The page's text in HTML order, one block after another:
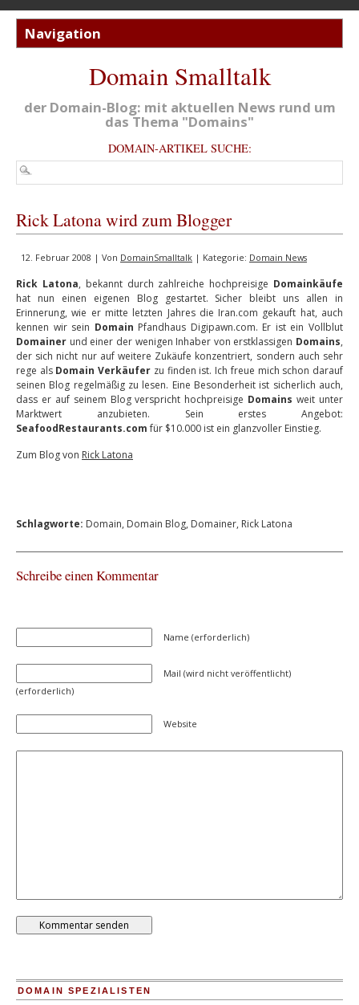
Domain Smalltalk
der Domain-Blog: mit aktuellen News rund um
das Thema "Domains"
DOMAIN-ARTIKEL SUCHE:
Rick Latona wird zum Blogger
12. Februar 2008 | Von DomainSmalltalk | Kategorie: Domain News
Rick Latona, bekannt durch zahlreiche hochpreisige Domainkäufe
hat nun einen eigenen Blog gestartet. Sicher bleibt uns allen in
Erinnerung, wie er mitte letzten Jahres die Iran.com gekauft hat, auch
kennen wir sein Domain Pfandhaus Digipawn.com. Er ist ein Vollblut
Domainer und einer der wenigen Inhaber von erstklassigen Domains,
der sich nicht nur auf weitere Zukäufe konzentriert, sondern auch sehr
rege als Domain Verkäufer zu finden ist. Ich freue mich schon darauf
seinen Blog regelmäßig zu lesen. Eine Besonderheit ist sicherlich auch,
dass er auf seinem Blog verspricht hochpreisige Domains weit unter
Marktwert anzubieten. Sein erstes Angebot:
SeafoodRestaurants.comfür $10.000 ist ein glanzvoller Einstieg.
Zum Blog von Rick Latona
Schlagworte: Domain, Domain Blog, Domainer, Rick Latona
Schreibe einen Kommentar
Name (erforderlich)
Mail (wird nicht veröffentlicht)
(erforderlich)
Website
DOMAIN SPEZIALISTEN